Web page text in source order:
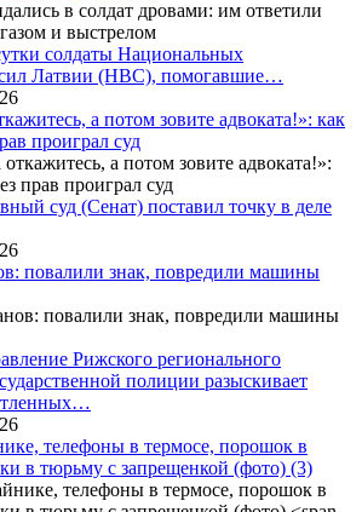
солдаты Национальных
Латвии (НВС), помогавшие…
а потом зовите адвоката!»: как
проиграл суд
суд (Сенат) поставил точку в деле
повалили знак, повредили машины
Рижского регионального
полиции разыскивает
телефоны в термосе, порошок в
в тюрьму с запрещенкой (фото) (3)